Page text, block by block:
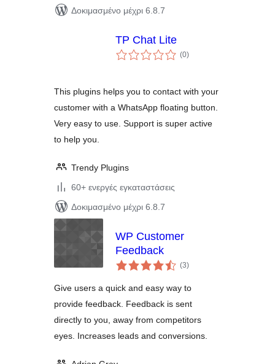
Δοκιμασμένο μέχρι 6.8.7
TP Chat Lite
(0αξιολογήσεις
σύνολο
)
This plugins helps you to contact with your
customer with a WhatsApp floating button.
Very easy to use. Support is super active
to help you.
Trendy Plugins
60+ ενεργές εγκαταστάσεις
Δοκιμασμένο μέχρι 6.8.7
WP Customer
Feedback
(3αξιολογήσεις
σύνολο
)
Give users a quick and easy way to
provide feedback. Feedback is sent
directly to you, away from competitors
eyes. Increases leads and conversions.